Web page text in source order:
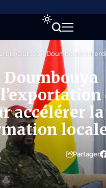
Guinée : Doumbouya
d’or brut pour accélérer la
Doumbouya
accélérer la
Partager